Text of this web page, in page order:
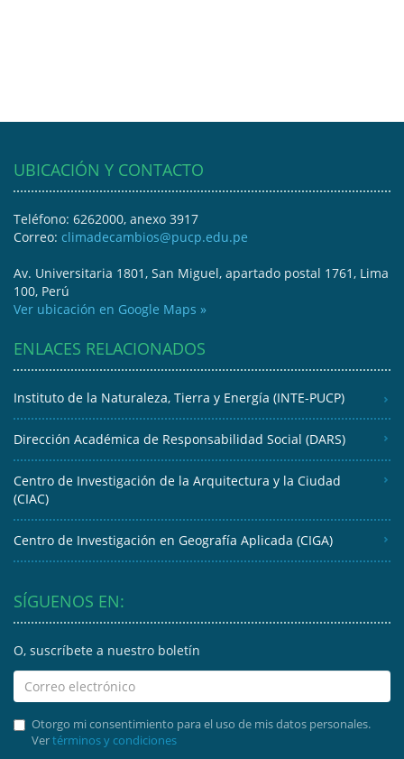
UBICACIÓN Y CONTACTO
Teléfono: 6262000, anexo 3917
Correo: climadecambios@pucp.edu.pe
Av. Universitaria 1801, San Miguel, apartado postal 1761, Lima
100, Perú
Ver ubicación en Google Maps »
ENLACES RELACIONADOS
Instituto de la Naturaleza, Tierra y Energía (INTE-PUCP)
Dirección Académica de Responsabilidad Social (DARS)
Centro de Investigación de la Arquitectura y la Ciudad
(CIAC)
Centro de Investigación en Geografía Aplicada (CIGA)
SÍGUENOS EN:
O, suscríbete a nuestro boletín
Otorgo mi consentimiento para el uso de mis datos personales.
Vertérminos y condiciones